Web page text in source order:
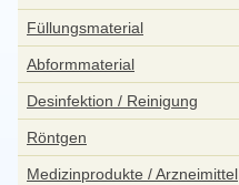
Aktuelle Angebote
WebShop
Impressum
Datenschutzerklärung
Sitemap
Füllungsmaterial
Abformmaterial
Desinfektion / Reinigung
Röntgen
Medizinprodukte / Arzneimittel